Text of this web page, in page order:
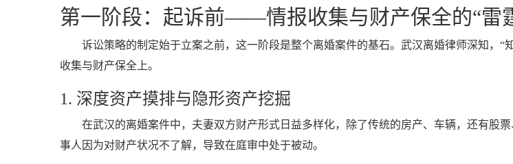
第一阶段：起诉前——情报收集与财产保全的“雷
诉讼策略的制定始于立案之前，这一阶段是整个离婚案件的基石。武汉离婚律师深知，
收集与财产保全上。
1. 深度资产摸排与隐形资产挖掘
在武汉的离婚案件中，夫妻双方财产形式日益多样化，除了传统的房产、车辆，还有股
事人因为对财产状况不了解，导致在庭审中处于被动。